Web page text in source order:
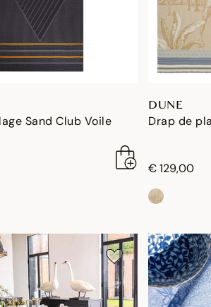
Sand Club Voile
DUNE
Drap de
€ 129,00